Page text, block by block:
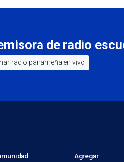
de radio
radio panameña en vivo
Agregar